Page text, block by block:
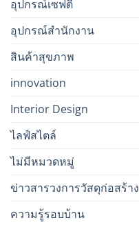
อุปกรณ์เซฟตี้
อุปกรณ์สำนักงาน
สินค้าสุขภาพ
innovation
Interior Design
ไลฟ์สไตล์
ไม่มีหมวดหมู่
ข่าวสารวงการวัสดุก่อสร้าง
ความรู้รอบบ้าน